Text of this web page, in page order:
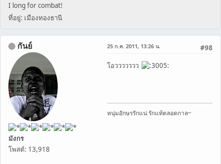
I long for combat!
ที่อยู่: เมืองทองธานี
กันย์
มังกร
โพสต์: 13,918
#98
25 ก.ค. 2011, 13:26 น.
โอววววววว
หนุ่มอักษรรักแน่ รักแท้ตลอดกาล~